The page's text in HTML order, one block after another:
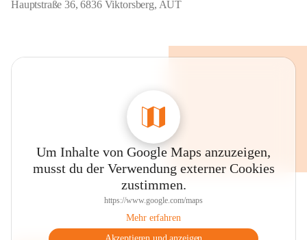
Hauptstraße 36, 6836 Viktorsberg, AUT
Um Inhalte von Google Maps anzuzeigen,
musst du der Verwendung externer Cookies
zustimmen.
https://www.google.com/maps
Mehr erfahren